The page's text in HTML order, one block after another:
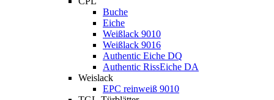
Buche
Eiche
Weißlack 9010
Weißlack 9016
Authentic Eiche DQ
Authentic RissEiche DA
Weislack
EPC reinweiß 9010